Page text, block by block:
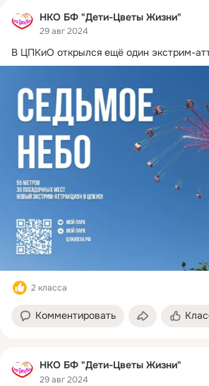
НКО БФ "Дети-Цветы Жизни"
29 авг 2024
В ЦПКиО открылся ещё один экстрим-
2 класса
Комментировать
НКО БФ "Дети-Цветы Жизни"
29 авг 2024